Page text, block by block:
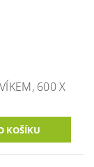
600 X